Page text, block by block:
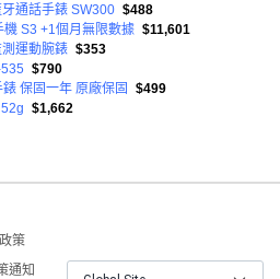
通話手錶 SW300 $488
S3 +1個月無限數據 $11,601
運動腕錶 $353
$790
保固一年 原廠保固
$499
$1,662
策
通知